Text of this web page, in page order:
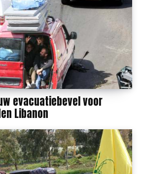
evacuatiebevel voor
Libanon